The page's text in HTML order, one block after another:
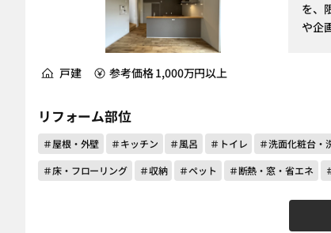
を、
や企
戸建 参考価格 1,000万円以上
リフォーム部位
＃屋根・外壁 ＃キッチン ＃風呂 ＃トイレ ＃洗面化粧台・
＃床・フローリング
＃収納 ＃ペット ＃断熱・窓・省エネ